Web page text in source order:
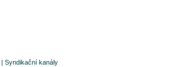
| Syndikační kanály